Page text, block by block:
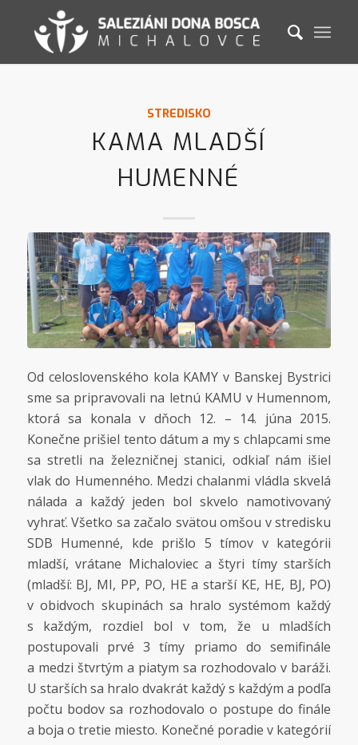
STREDISKO
KAMA MLADŠÍ
HUMENNÉ
Od celoslovenského kola KAMY v Banskej Bystrici
sme sa pripravovali na letnú KAMU v Humennom,
ktorá sa konala v dňoch 12. – 14. júna 2015.
Konečne prišiel tento dátum a my s chlapcami sme
sa stretli na železničnej stanici, odkiaľ nám išiel
vlak do Humenného. Medzi chalanmi vládla skvelá
nálada a každý jeden bol skvelo namotivovaný
vyhrať. Všetko sa začalo svätou omšou v stredisku
SDB Humenné, kde prišlo 5 tímov v kategórii
mladší, vrátane Michaloviec a štyri tímy starších
(mladší: BJ, MI, PP, PO, HE a starší KE, HE, BJ, PO)
v obidvoch skupinách sa hralo systémom každý
s každým, rozdiel bol v tom, že u mladších
postupovali prvé 3 tímy priamo do semifinále
a medzi štvrtým a piatym sa rozhodovalo v baráži.
U starších sa hralo dvakrát každý s každým a podľa
počtu bodov sa rozhodovalo o postupe do finále
a boja o tretie miesto. Konečné poradie v kategórií